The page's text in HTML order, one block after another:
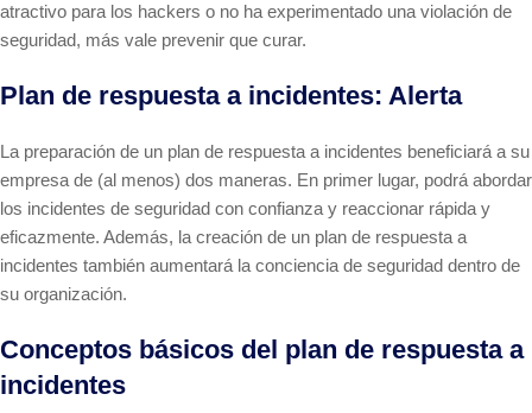
atractivo para los hackers o no ha experimentado una violación de
seguridad, más vale prevenir que curar.
Plan de respuesta a incidentes: Alerta
La preparación de un plan de respuesta a incidentes beneficiará a su
empresa de (al menos) dos maneras. En primer lugar, podrá abordar
los incidentes de seguridad con confianza y reaccionar rápida y
eficazmente. Además, la creación de un plan de respuesta a
incidentes también aumentará la conciencia de seguridad dentro de
su organización.
Conceptos básicos del plan de respuesta a
incidentes